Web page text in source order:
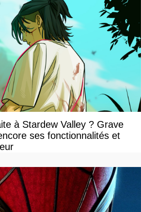
à Stardew Valley ? Grave
ses fonctionnalités et